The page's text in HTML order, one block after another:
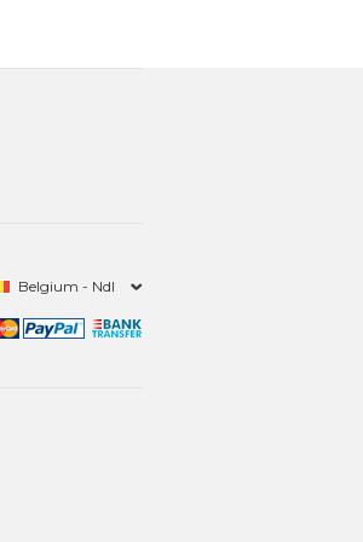
Belgium - Ndl